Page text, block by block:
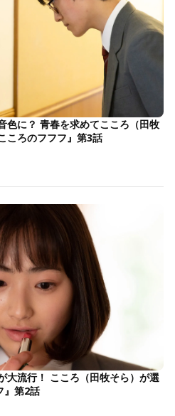
色に？ 青春を求めてこころ（田牧
ころのフフフ』第3話
大流行！ こころ（田牧そら）が選
』第2話